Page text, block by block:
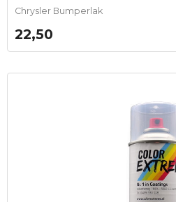
Chrysler Bumperlak
22,50